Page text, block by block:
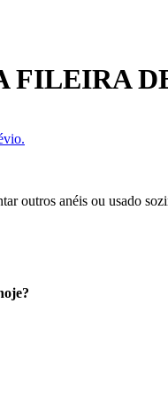
FILEIRA
outros anéis ou usado